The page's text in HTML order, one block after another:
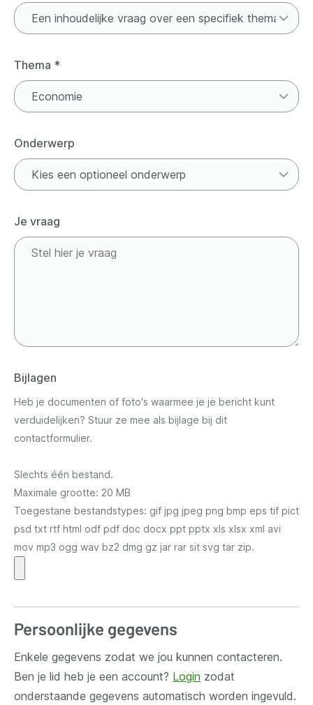
Thema *
Onderwerp
Je vraag
Bijlagen
Heb je documenten of foto's waarmee je je bericht kunt
verduidelijken? Stuur ze mee als bijlage bij dit
contactformulier.
Slechts één bestand.
Maximale grootte: 20 MB
Toegestane bestandstypes: gif jpg jpeg png bmp eps tif pict
psd txt rtf html odf pdf doc docx ppt pptx xls xlsx xml avi
mov mp3 ogg wav bz2 dmg gz jar rar sit svg tar zip.
Persoonlijke gegevens
Enkele gegevens zodat we jou kunnen contacteren.
Ben je lid heb je een account? Login zodat
onderstaande gegevens automatisch worden ingevuld.